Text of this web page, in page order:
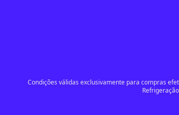
Condições válidas exclusivamente para compras